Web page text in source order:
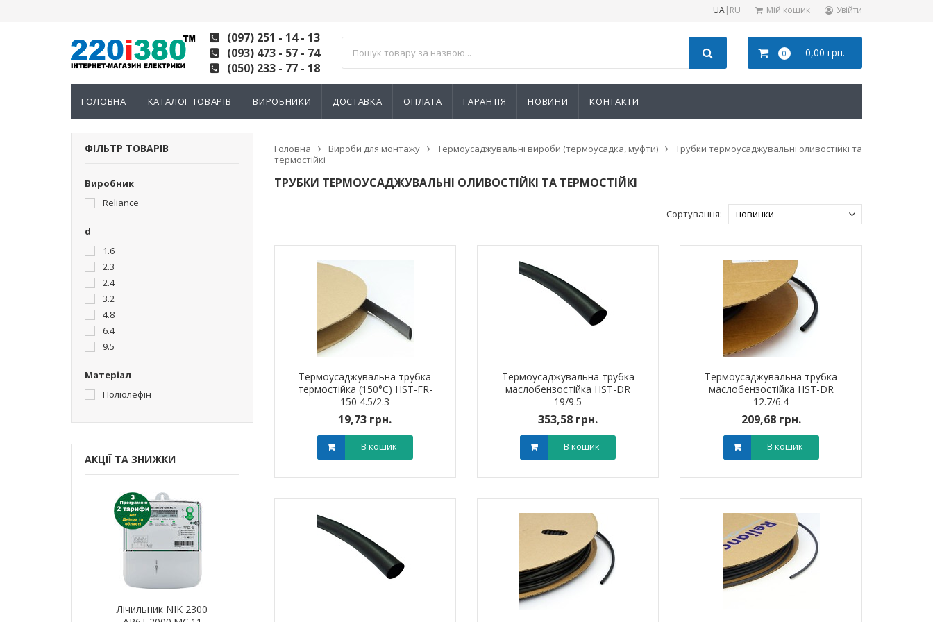
UA| RU Мій кошик Увійти
(097) 251 - 14 - 13
(093) 473 - 57 - 74
(050) 233 - 77 - 18
0 0,00 грн.
ГОЛОВНА КАТАЛОГ ТОВАРІВ ВИРОБНИКИ ДОСТАВКА ОПЛАТА ГАРАНТІЯ НОВИНИ КОНТАКТИ
ФІЛЬТР ТОВАРІВ
Виробник
Reliance
d
1.6
2.3
2.4
3.2
4.8
6.4
9.5
Матеріал
Поліолефін
АКЦІЇ ТА ЗНИЖКИ
Лічильник NIK 2300
Головна Вироби для монтажу Термоусаджувальні вироби (термоусадка, муфти)
Трубки термоусаджувальні оливостійкі та
термостійкі
ТРУБКИ ТЕРМОУСАДЖУВАЛЬНІ ОЛИВОСТІЙКІ ТА ТЕРМОСТІЙКІ
Сортування:
Термоусаджувальна трубка
термостійка (150°C) HST-FR-
150 4.5/2.3
19,73 грн.
В кошик
Термоусаджувальна трубка
маслобензостійка HST-DR
19/9.5
353,58 грн.
В кошик
Термоусаджувальна трубка
маслобензостійка HST-DR
12.7/6.4
209,68 грн.
В кошик